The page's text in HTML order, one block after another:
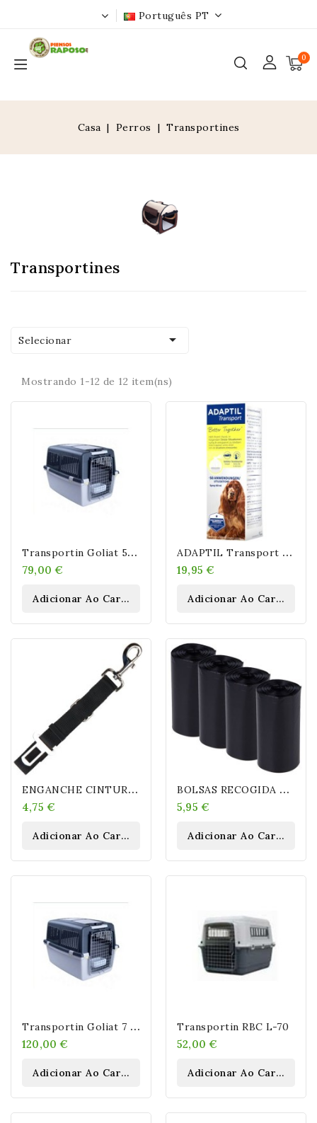
Português PT
0
Casa Perros Transportines
Transportines
Selecionar 
Mostrando 1-12 de 12 item(ns)
T
Ransportin Goliat 5 IATA
79,00 €
Adicionar Ao Carrinho
A
DAPTIL Transport Spray Antiestrés Para Perros.
19,95 €
Adicionar Ao Carrinho
E
NGANCHE CINTURÓN DE SEGURIDAD
4,75 €
Adicionar Ao Carrinho
B
OLSAS RECOGIDA EXCREMENTOS 20 ROLLOS 20 BOLSAS
5,95 €
Adicionar Ao Carrinho
T
Ransportin Goliat 7 IATA
120,00 €
Adicionar Ao Carrinho
Transportin RBC L-70
52,00 €
Adicionar Ao Carrinho